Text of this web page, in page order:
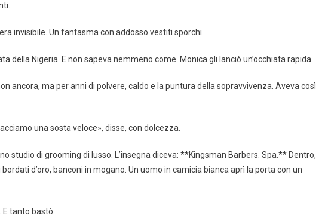
invisibile. Un fantasma con addosso vestiti sporchi.
della Nigeria. E non sapeva nemmeno come. Monica gli lanciò un’occhiata rapida.
ancora, ma per anni di polvere, caldo e la puntura della sopravvivenza. Aveva così
una sosta veloce», disse, con dolcezza.
studio di grooming di lusso. L’insegna diceva: **Kingsman Barbers. Spa.** Dentro,
d’oro, banconi in mogano. Un uomo in camicia bianca aprì la porta con un
E tanto bastò.